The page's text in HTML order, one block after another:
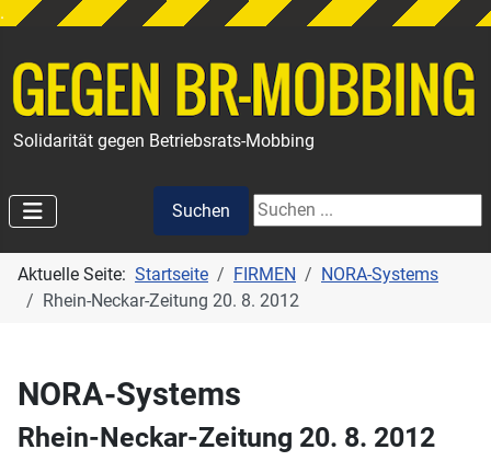
.
Solidarität gegen Betriebsrats-Mobbing
Suchen
Suchen
Aktuelle Seite: Startseite FIRMEN
NORA-Systems
Rhein-Neckar-Zeitung 20. 8. 2012
NORA-Systems
Rhein-Neckar-Zeitung 20. 8. 2012